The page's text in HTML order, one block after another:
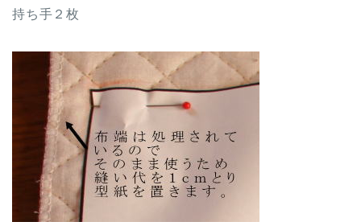
持ち手２枚